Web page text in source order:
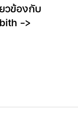
วข้องกับ
->